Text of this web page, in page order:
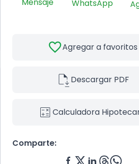
WhatsApp
favoriteAgregar a favoritos
file_saveDescargar PDF
calculate Calculadora
Comparte: